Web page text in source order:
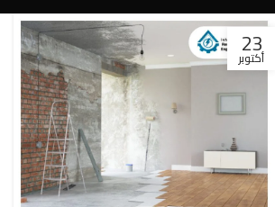
23
أكتوبر